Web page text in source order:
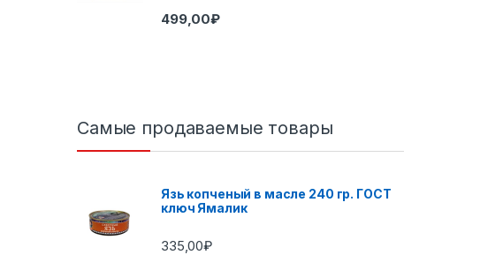
499,00₽
Самые продаваемые товары
Язь копченый в масле 240 гр. ГОСТ
ключ Ямалик
335,00₽